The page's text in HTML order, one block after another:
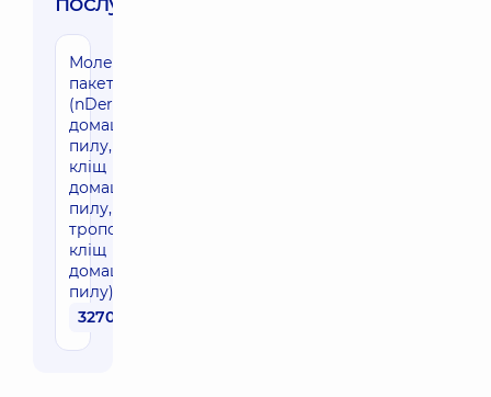
Молекулярний
пакет "Кліщі"
(nDer p 1 кліщ
домашнього
пилу, rDer p 2
кліщ
домашнього
пилу, rDer p 10
тропомиозина,
кліщ
домашнього
пилу)
3270 грн